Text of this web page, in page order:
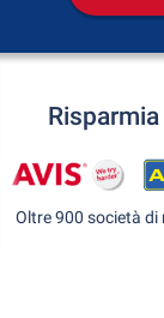
Oltre 900 società